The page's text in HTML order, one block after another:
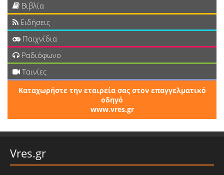
Βιβλία
Ειδήσεις
Παιχνίδια
Ραδιόφωνο
Ταινίες
Καταχωρήστε την εταιρεία σας στον επαγγελματικό
οδηγό
www.vres.gr
Vres.gr